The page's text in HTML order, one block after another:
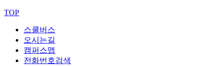
TOP
스쿨버스
오시는길
캠퍼스맵
전화번호검색